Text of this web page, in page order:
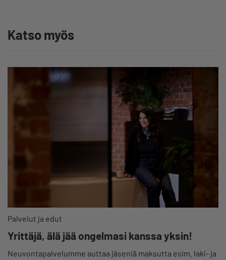
Katso myös
Palvelut ja edut
Yrittäjä, älä jää ongelmasi kanssa yksin!
Neuvontapalvelumme auttaa jäseniä maksutta esim. laki- ja